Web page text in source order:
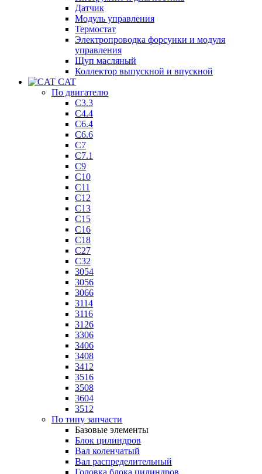
Датчик
Модуль управления
Термостат
Электропроводка форсунки и модуля
управления
Щуп масляный
Коллектор выпускной и впускной
CAT
По двигателю
C3.3
C4.4
C6.4
C6.6
C7
C7.1
C9
C10
C11
C12
C13
C15
C16
C18
C27
C32
3054
3056
3066
3114
3116
3126
3306
3406
3408
3412
3516
3508
3604
3512
По типу запчасти
Базовые элементы
Блок цилиндров
Вал коленчатый
Вал распределительный
Головка блока цилиндров